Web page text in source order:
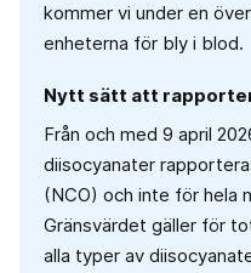
kommer vi under en
enheterna för bly i blod.
Nytt sätt att
Från och med 9 april
diisocyanater
(NCO) och inte för hela
Gränsvärdet gäller för
alla typer av